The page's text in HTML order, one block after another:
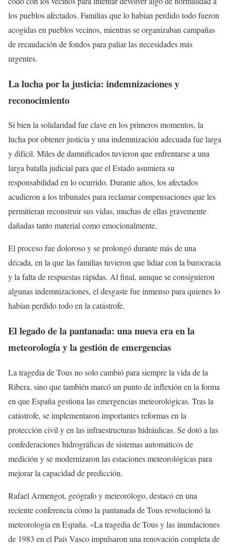
los pueblos afectados. Familias que lo habían perdido todo fueron
acogidas en pueblos vecinos, mientras se organizaban campañas
de recaudación de fondos para paliar las necesidades más
urgentes.
La lucha por la justicia: indemnizaciones y
reconocimiento
Si bien la solidaridad fue clave en los primeros momentos, la
lucha por obtener justicia y una indemnización adecuada fue larga
y difícil. Miles de damnificados tuvieron que enfrentarse a una
larga batalla judicial para que el Estado asumiera su
responsabilidad en lo ocurrido. Durante años, los afectados
acudieron a los tribunales para reclamar compensaciones que les
permitieran reconstruir sus vidas, muchas de ellas gravemente
dañadas tanto material como emocionalmente.
El proceso fue doloroso y se prolongó durante más de una
década, en la que las familias tuvieron que lidiar con la burocracia
y la falta de respuestas rápidas. Al final, aunque se consiguieron
algunas indemnizaciones, el desgaste fue inmenso para quienes lo
habían perdido todo en la catástrofe.
El legado de la pantanada: una nueva era en la
meteorología y la gestión de emergencias
La tragedia de Tous no solo cambió para siempre la vida de la
Ribera, sino que también marcó un punto de inflexión en la forma
en que España gestiona las emergencias meteorológicas. Tras la
catástrofe, se implementaron importantes reformas en la
protección civil y en las infraestructuras hidráulicas. Se dotó a las
confederaciones hidrográficas de sistemas automáticos de
medición y se modernizaron las estaciones meteorológicas para
mejorar la capacidad de predicción.
Rafael Armengot, geógrafo y meteorólogo, destacó en una
reciente conferencia cómo la pantanada de Tous revolucionó la
meteorología en España. «La tragedia de Tous y las inundaciones
de 1983 en el País Vasco impulsaron una renovación completa de